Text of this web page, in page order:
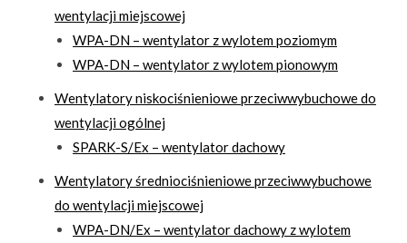
wentylacji miejscowej
WPA-DN – wentylator z wylotem poziomym
WPA-DN – wentylator z wylotem pionowym
Wentylatory niskociśnieniowe przeciwwybuchowe do
wentylacji ogólnej
SPARK-S/Ex – wentylator dachowy
Wentylatory średniociśnieniowe przeciwwybuchowe
do wentylacji miejscowej
WPA-DN/Ex – wentylator dachowy z wylotem